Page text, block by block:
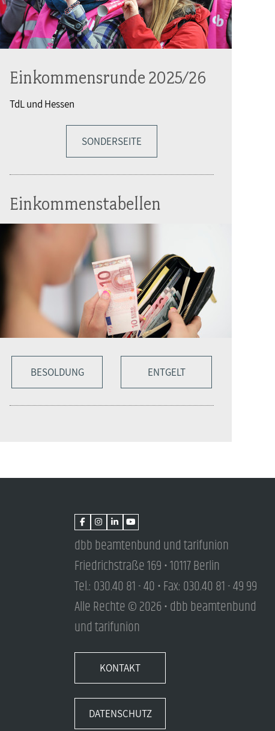
Einkommensrunde 2025/26
TdL und Hessen
SONDERSEITE
Einkommenstabellen
BESOLDUNG ENTGELT
dbb beamtenbund und tarifunion
Friedrichstraße 169 • 10117 Berlin
Tel.: 030.40 81 - 40 • Fax: 030.40 81 - 49 99
Alle Rechte © 2026 • dbb beamtenbund
und tarifunion
KONTAKT
DATENSCHUTZ